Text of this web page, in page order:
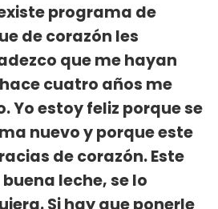
programa de
de corazón les
que me hayan
cuatro años me
Yo estoy feliz porque se
nuevo y porque este
de corazón. Este
leche, se lo
Si hay que ponerle